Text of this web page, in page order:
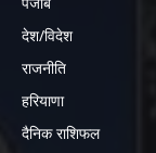
देश/विदेश
राजनीति
हरियाणा
दैनिक राशिफल